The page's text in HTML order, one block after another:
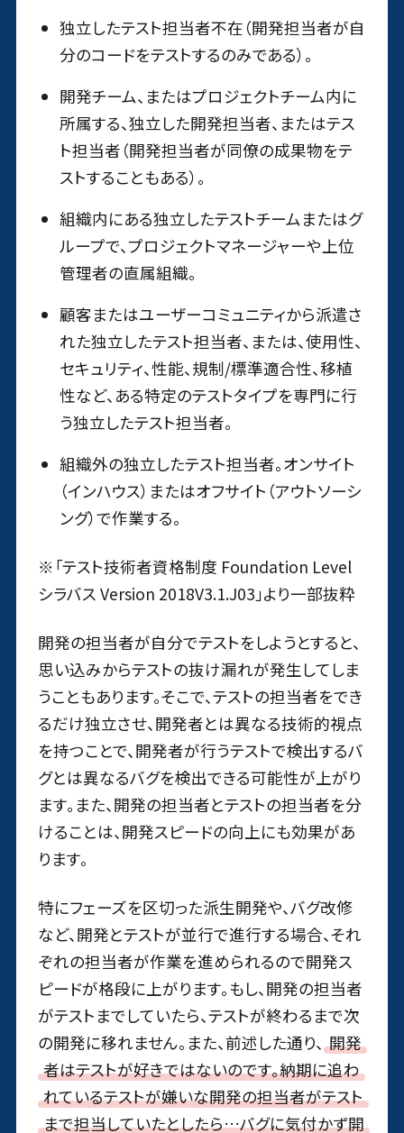
独立したテスト担当者不在（開発担当者が自
分のコードをテストするのみである）。
開発チーム、またはプロジェクトチーム内に
所属する、独立した開発担当者、またはテス
ト担当者（開発担当者が同僚の成果物をテ
ストすることもある）。
組織内にある独立したテストチームまたはグ
ループで、プロジェクトマネージャーや上位
管理者の直属組織。
顧客またはユーザーコミュニティから派遣さ
れた独立したテスト担当者、または、使用性、
セキュリティ、性能、規制/標準適合性、移植
性など、ある特定のテストタイプを専門に行
う独立したテスト担当者。
組織外の独立したテスト担当者。オンサイト
（インハウス）またはオフサイト（アウトソーシ
ング）で作業する。
※「テスト技術者資格制度 Foundation Level
シラバス Version 2018V3.1.J03」より一部抜粋
開発の担当者が自分でテストをしようとすると、
思い込みからテストの抜け漏れが発生してしま
うこともあります。そこで、テストの担当者をでき
るだけ独立させ、開発者とは異なる技術的視点
を持つことで、開発者が行うテストで検出するバ
グとは異なるバグを検出できる可能性が上がり
ます。また、開発の担当者とテストの担当者を分
けることは、開発スピードの向上にも効果があ
ります。
特にフェーズを区切った派生開発や、バグ改修
など、開発とテストが並行で進行する場合、それ
ぞれの担当者が作業を進められるので開発ス
ピードが格段に上がります。もし、開発の担当者
がテストまでしていたら、テストが終わるまで次
の開発に移れません。また、前述した通り、 開発
者はテストが好きではないのです。納期に追わ
れているテストが嫌いな開発の担当者がテスト
まで担当していたとしたら…バグに気付かず開